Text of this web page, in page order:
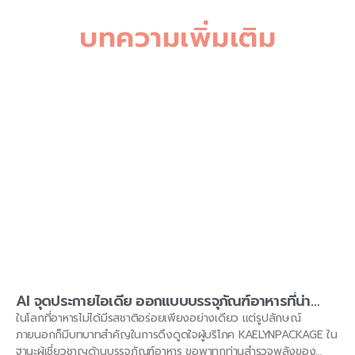
บทความเพิ่มเติม
AI จุดประกายไอเดีย ออกแบบบรรจุภัณฑ์อาหารที่น่า
ดึงดูดและตอบโจทย์ทุกฟังก์ชัน โดย
KAELYNPACKAGE
ในโลกที่อาหารไม่ได้มีรสชาติอร่อยเพียงอย่างเดียว แต่รูปลักษณ์
ภายนอกก็มีบทบาทสำคัญในการดึงดูดใจผู้บริโภค KAELYNPACKAGE ใน
ฐานะผู้เชี่ยวชาญด้านบรรจุภัณฑ์อาหาร ขอพาทุกท่านสำรวจพลังของ